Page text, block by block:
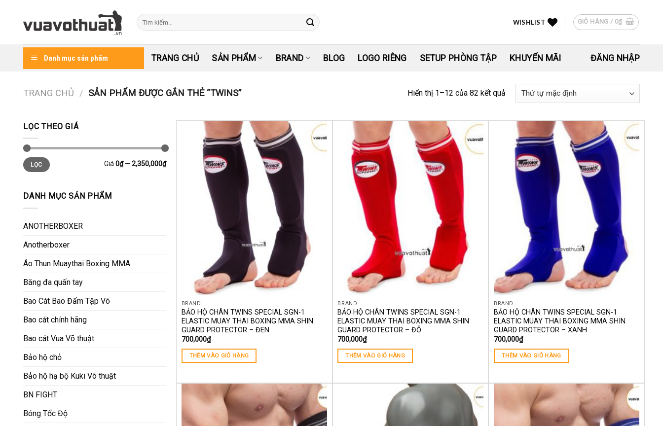
content
Tìm
kiếm:
WISHLIST GIỎ HÀNG / 0₫
Danh mục sản phẩm TRANG CHỦ SẢN PHẨM BRAND BLOG LOGO RIÊNG SETUP PHÒNG TẬP KHUYẾN MÃI ĐĂNG NHẬP
TRANG CHỦ / SẢN PHẨM ĐƯỢC GẮN THẺ “TWINS” Hiển thị 1–12 của 82 kết quả
LỌC THEO GIÁ
Giá
thấp
nhất
Giá
cao
nhất
LỌC Giá0₫— 2,350,000₫
DANH MỤC SẢN PHẨM
ANOTHERBOXER
Anotherboxer
Áo Thun Muaythai Boxing MMA
Băng đa quấn tay
Bao Cát Bao Đấm Tập Võ
Bao cát chính hãng
Bao cát Vua Võ thuật
Bảo hộ chỏ
Bảo hộ hạ bộ Kuki Võ thuật
BN FIGHT
Bóng Tốc Độ
Yêu
BRAND
BẢO HỘ CHÂN TWINS SPECIAL SGN-1
ELASTIC MUAY THAI BOXING MMA SHIN
GUARD PROTECTOR – ĐEN
700,000₫
THÊM VÀO GIỎ HÀNG
Yêu
thích
BRAND
BẢO HỘ CHÂN TWINS SPECIAL SGN-1
ELASTIC MUAY THAI BOXING MMA SHIN
GUARD PROTECTOR – ĐỎ
700,000₫
THÊM VÀO GIỎ HÀNG
Yêu
BRAND
BẢO HỘ CHÂN TWINS SPECIAL SGN-1
ELASTIC MUAY THAI BOXING MMA SHIN
GUARD PROTECTOR – XANH
700,000₫
THÊM VÀO GIỎ HÀNG
Yêu
thích
Yêu
thích
thích